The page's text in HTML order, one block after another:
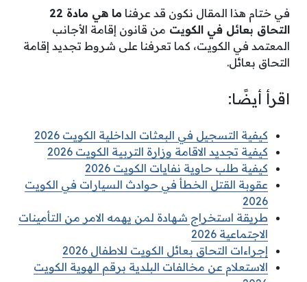
في ختام هذا المقال نكون قد عرفنا
ما هي مادة 22
التحاق بعائل في الكويت من قانون إقامة الأجانب
المعتمد في الكويت، كما تعرفنا على شروط تجديد إقامة
التحاق بعائل.
اقرأ أيضًا:
كيفية التسجيل في البعثات الداخلية الكويت 2026
كيفية تجديد الاقامة وزارة التربية الكويت 2026
كيفية طلب حاوية نفايات الكويت 2026
عقوبة القتل الخطأ في حوادث السيارات في الكويت
2026
طريقة استخراج شهادة لمن يهمه الامر من التأمينات
الاجتماعية 2026
إجراءات التحاق بعائل الكويت للاطفال 2026
الاستعلام عن مخالفات البلدية برقم الهوية الكويت